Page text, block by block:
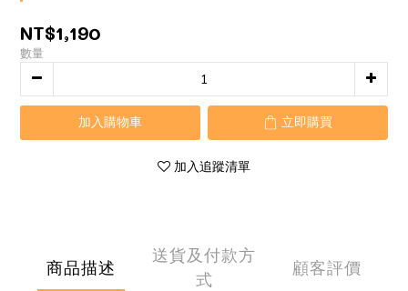
NT$1,190
數量
加入購物車 立即購買
加入追蹤清單
商品描述
送貨及付款方
式
顧客評價